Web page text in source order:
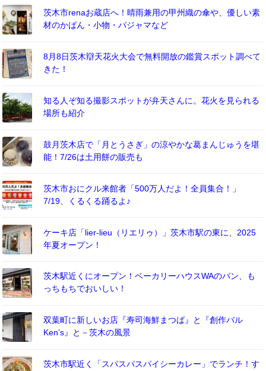
茨木市renaお蔵店へ！晴雨兼用の甲州織の傘や、優しい素
材のかばん・小物・パジャマなど
8月8日茨木辯天花火大会で無料開放の鑑賞スポット調べて
きた！
知る人ぞ知る撮影スポットが弁天さんに。花火を見られる
場所も紹介
鼓月茨木店で「月とうさぎ」の涼やかな葛まんじゅうを堪
能！7/26は土用餅の販売も
茨木市おにクル来館者「500万人だよ！全員集合！」
7/19、くるくる踊るよ♪
ケーキ店「lier-lieu（リエリゥ）」茨木市駅の東に、2025
年夏オープン！
茨木駅近くにオープン！ベーカリーハウスWAのパン、も
っちもちでおいしい！
双葉町に新しいお店『寿司海鮮まつば』と『創作バル
Ken’s』と－茨木の風景
茨木市駅近く「スパスパスパイシーカレー」でランチ！す